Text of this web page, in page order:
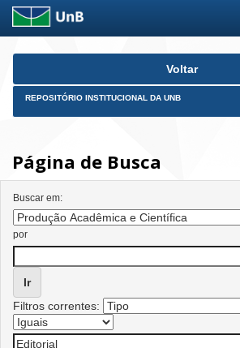
Skip
Voltar
REPOSITÓRIO INSTITUCIONAL DA UNB
Página de Busca
Buscar em:
por
Filtros correntes: